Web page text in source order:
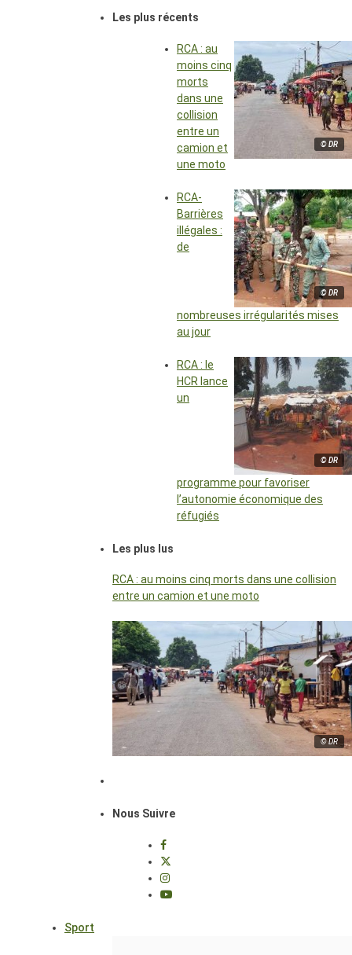
Les plus récents
© DR
RCA : au
moins cinq
morts
dans une
collision
entre un
camion et
une moto
© DR
RCA-
Barrières
illégales :
de
nombreuses irrégularités mises
au jour
© DR
RCA : le
HCR lance
un
programme pour favoriser
l’autonomie économique des
réfugiés
Les plus lus
RCA : au moins cinq morts dans une collision
entre un camion et une moto
© DR
Nous Suivre
Sport